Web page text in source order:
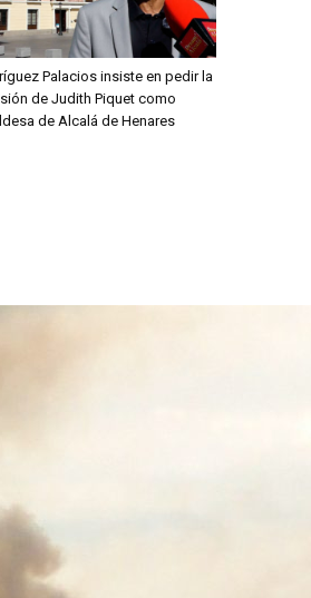
Palacios insiste en pedir la
de Judith Piquet como
de Alcalá de Henares